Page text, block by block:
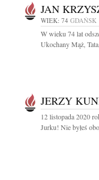
JAN
WIEK: 74 GDAŃSK
W wieku 74 lat
Ukochany Mąż,
JERZY
12 listopada 2020
Jurku! Nie byłeś